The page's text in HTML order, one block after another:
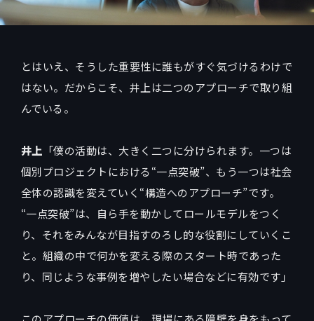
とはいえ、そうした重要性に誰もがすぐ気づけるわけで
はない。だからこそ、井上は二つのアプローチで取り組
んでいる。
井上 「僕の活動は、大きく二つに分けられます。一つは
個別プロジェクトにおける“一点突破”、もう一つは社会
全体の認識を変えていく“構造へのアプローチ”です。
“一点突破”は、自ら手を動かしてロールモデルをつく
り、それをみんなが目指すのろし的な役割にしていくこ
と。組織の中で何かを変える際のスタート時であった
り、同じような事例を増やしたい場合などに有効です」